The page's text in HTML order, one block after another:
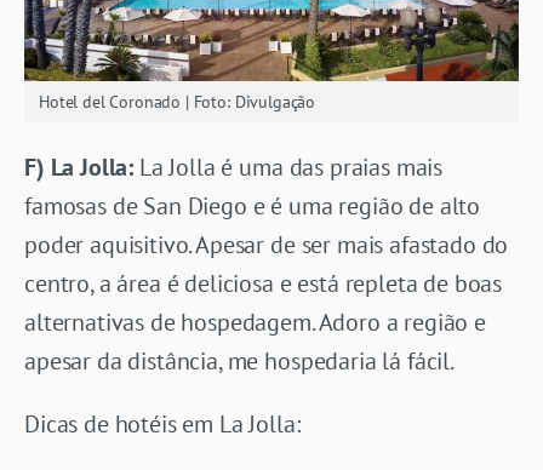
Hotel del Coronado | Foto: Divulgação
F) La Jolla: La Jolla é uma das praias mais
famosas de San Diego e é uma região de alto
poder aquisitivo. Apesar de ser mais afastado do
centro, a área é deliciosa e está repleta de boas
alternativas de hospedagem. Adoro a região e
apesar da distância, me hospedaria lá fácil.
Dicas de hotéis em La Jolla: